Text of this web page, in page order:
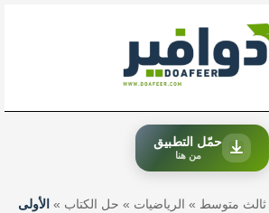
حمّل التطبيق
من هنا
ثالث متوسط » الرياضيات » حل الكتاب » الأولى